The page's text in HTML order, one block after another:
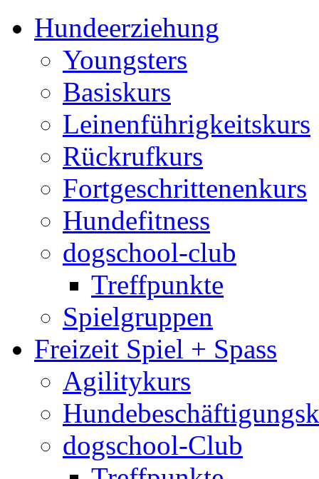
Hundeerziehung
Youngsters
Basiskurs
Leinenführigkeitskurs
Rückrufkurs
Fortgeschrittenenkurs
Hundefitness
dogschool-club
Treffpunkte
Spielgruppen
Freizeit Spiel + Spass
Agilitykurs
dogschool-Club